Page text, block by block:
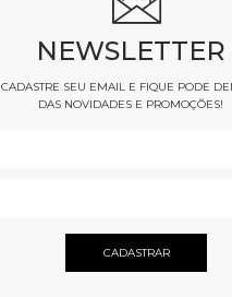
NEWSLETTER
CADASTRE SEU EMAIL E FIQUE PODE
DAS NOVIDADES E PROMOÇÕES!